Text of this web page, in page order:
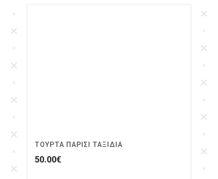
ΤΟΥΡΤΑ ΠΑΡΙΣΙ ΤΑΞΙΔΙΑ
50.00€